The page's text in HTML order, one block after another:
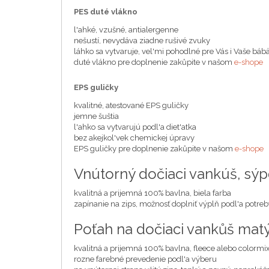
PES duté vlákno
l'ahké, vzušné, antialergenne
nešustí, nevydáva ziadne rušivé zvuky
láhko sa vytvaruje, vel'mi pohodlné pre Vás i Vaše
duté vlákno pre doplnenie zakůpite v našom e-shope
EPS guličky
kvalitné, atestované EPS guličky
jemne šuštia
l'ahko sa vytvarujú podl'a diet'atka
bez akejkol'vek chemickej úpravy
EPS guličky pre doplnenie zakůpite v našom e-shope
Vnútorný dočiaci vankúš,
kvalitná a prijemná 100% bavlna, biela farba
zapínanie na zips, možnosť doplniť výplň podl'a
Poťah na dočiaci vankůš
kvalitná a prijemná 100% bavlna, fleece alebo colormix
rozne farebné prevedenie podl'a výberu